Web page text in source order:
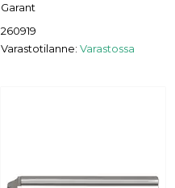
Garant
260919
Varastotilanne: Varastossa